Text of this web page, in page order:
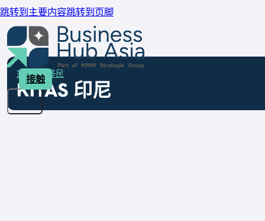
跳转到主要内容跳转到页脚
接触
家 服务 移民
KITAS 印尼